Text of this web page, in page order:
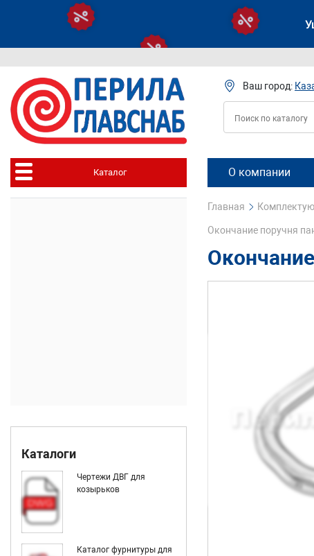
Ваш город:
Каталог
Каталоги
Чертежи ДВГ для
козырьков
Каталог фурнитуры для
О компании
Главная
Окончание поручня